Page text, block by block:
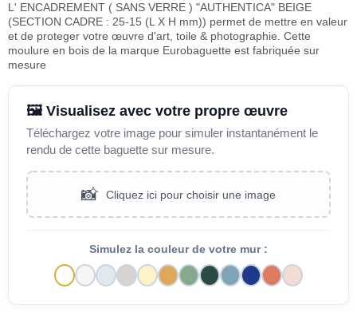
L' ENCADREMENT ( SANS VERRE ) "AUTHENTICA" BEIGE
(SECTION CADRE : 25-15 (L X H mm)) permet de mettre en valeur
et de proteger votre œuvre d'art, toile & photographie. Cette
moulure en bois de la marque Eurobaguette est fabriquée sur
mesure
🖼️ Visualisez avec votre propre œuvre
Téléchargez votre image pour simuler instantanément le
rendu de cette baguette sur mesure.
📸 Cliquez ici pour choisir une image
Simulez la couleur de votre mur :